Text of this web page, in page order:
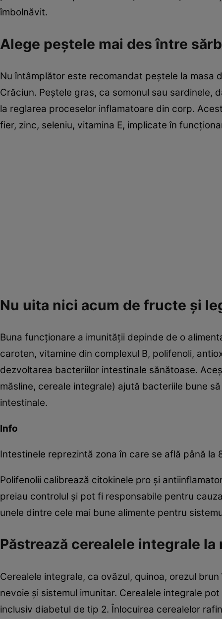
îmbolnăvit.
Alege peştele mai des între
Nu întâmplător este recomandat peştele la masa
Crăciun. Peştele gras, ca somonul sau sardinele,
la reglarea proceselor inflamatoare din corp.
fier, zinc, seleniu, vitamina E, implicate în
Nu uita nici acum de fructe şi
Buna funcţionare a imunităţii depinde de o
caroten, vitamine din complexul B, polifenoli,
dezvoltarea bacteriilor intestinale sănătoase.
măsline, cereale integrale) ajută bacteriile bune
intestinale.
Info
Intestinele reprezintă zona în care se află până la
Polifenolii calibrează citokinele pro şi
preiau controlul şi pot fi responsabile pentru
unele dintre cele mai bune alimente pentru
Păstrează cerealele integrale
Cerealele integrale, ca ovăzul, quinoa, orezul
nevoie şi sistemul imunitar. Cerealele integrale
inclusiv diabetul de tip 2. Înlocuirea cerealelor